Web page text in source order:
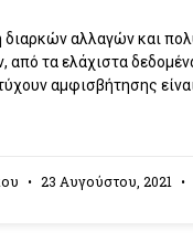
διαρκών αλλαγών και
από τα ελάχιστα
αμφισβήτησης
23 Αυγούστου, 2021